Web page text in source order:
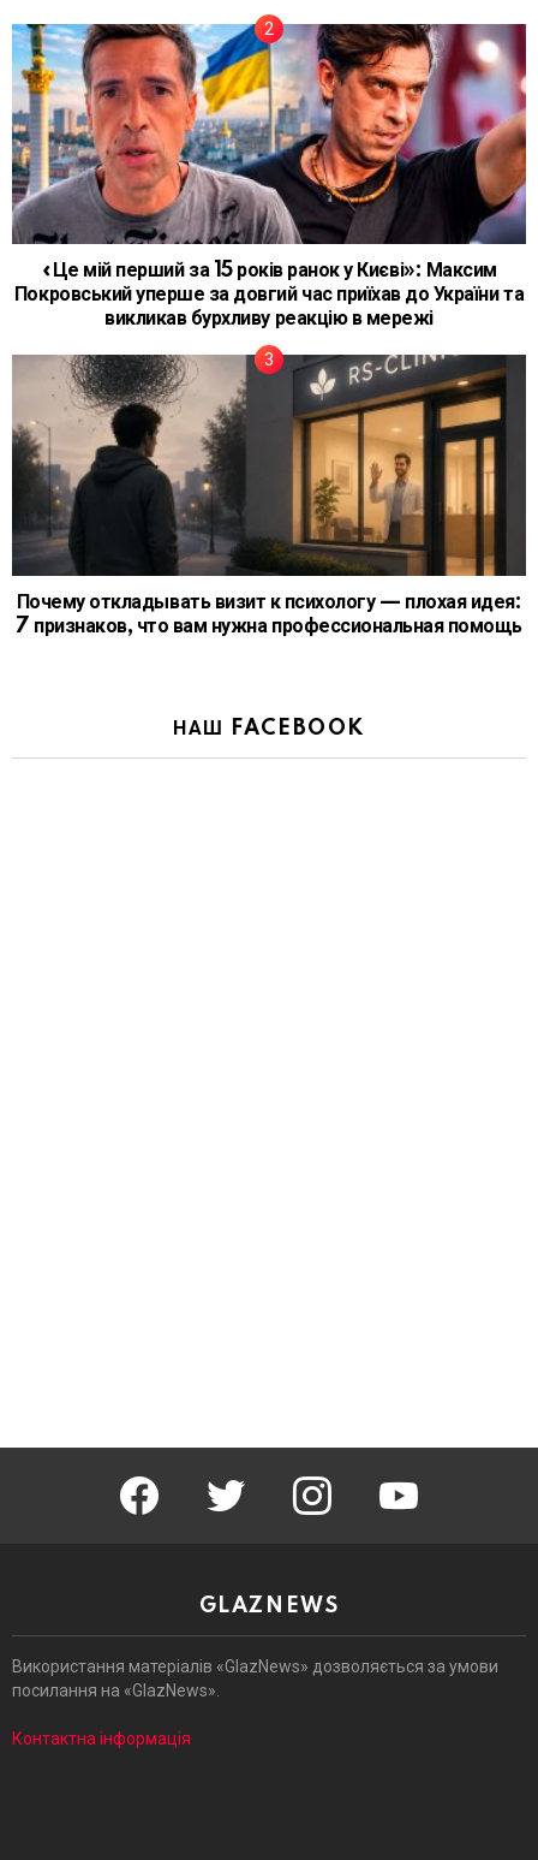
«Це мій перший за 15 років ранок у Києві»: Максим
Покровський уперше за довгий час приїхав до України та
викликав бурхливу реакцію в мережі
Почему откладывать визит к психологу — плохая идея:
7 признаков, что вам нужна профессиональная помощь
НАШ FACEBOOK
facebook twitter instagram
GLAZNEWS
Використання матеріалів «GlazNews» дозволяється за умови
посилання на «GlazNews».
Контактна інформація